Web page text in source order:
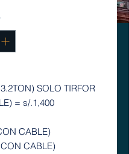
SOLO TIRFOR
= s/.1,400
CABLE)
CABLE)